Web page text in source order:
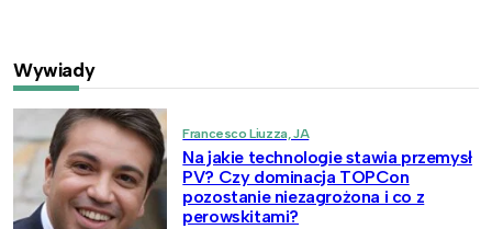
Wywiady
Francesco Liuzza, JA
Na jakie technologie stawia przemysł
PV? Czy dominacja TOPCon
pozostanie niezagrożona i co z
perowskitami?